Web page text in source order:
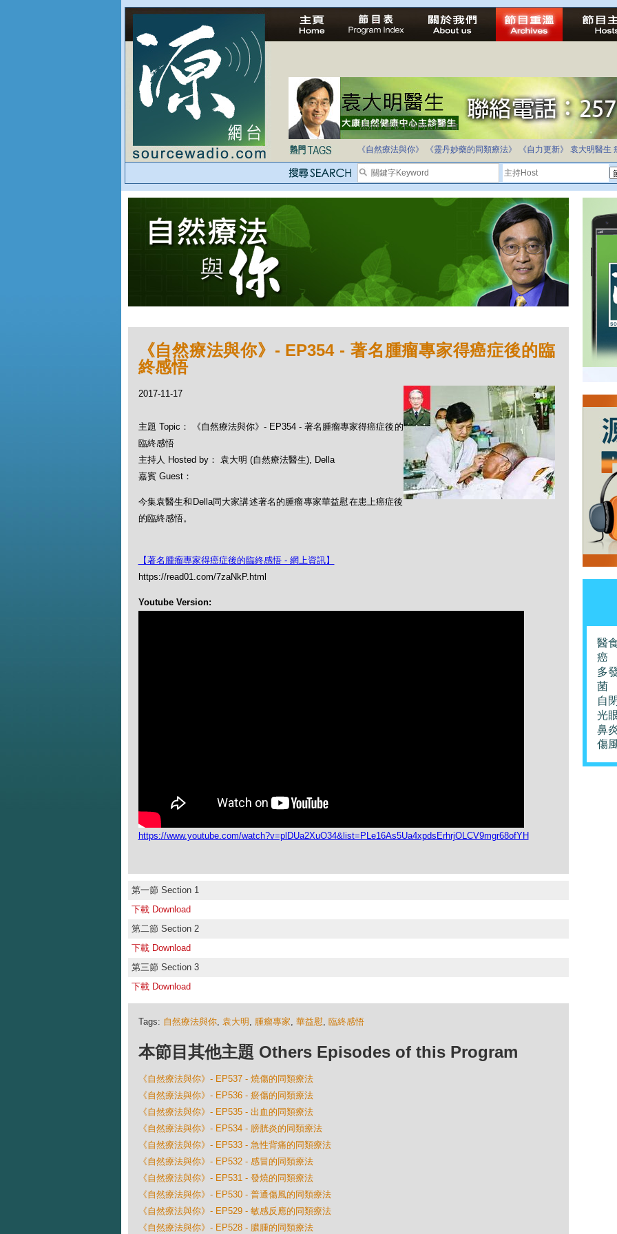
法治社會並不等同公正社會
自家教育合法化-推動多元化教育，全民學卷制
《自然療法與你》
《靈丹妙藥的同類療法》 《自力更新》 袁大明醫生
《自然療法與你》- EP354 - 著名腫瘤專家得癌症後的臨
終感悟
2017-11-17
主題 Topic： 《自然療法與你》- EP354 - 著名腫瘤專家得癌症後的
臨終感悟
主持人 Hosted by： 袁大明 (自然療法醫生), Della
嘉賓 Guest：
今集袁醫生和Della同大家講述著名的腫瘤專家華益慰在患上癌症後
的臨終感悟。
【著名腫瘤專家得癌症後的臨終感悟 - 網上資訊】
https://read01.com/7zaNkP.html
Youtube Version:
https://www.youtube.com/watch?v=plDUa2XuO34&list=PLe16As5Ua4xpdsErhrjOLCV9mgr68ofYH
第一節 Section 1
下載 Download
第二節 Section 2
下載 Download
第三節 Section 3
下載 Download
Tags: 自然療法與你, 袁大明 , 腫瘤專家, 華益慰, 臨終感悟
本節目其他主題 Others Episodes of this Program
《自然療法與你》- EP537 - 燒傷的同類療法
《自然療法與你》- EP536 - 瘀傷的同類療法
《自然療法與你》- EP535 - 出血的同類療法
《自然療法與你》- EP534 - 膀胱炎的同類療法
《自然療法與你》- EP533 - 急性背痛的同類療法
《自然療法與你》- EP532 - 感冒的同類療法
《自然療法與你》- EP531 - 發燒的同類療法
《自然療法與你》- EP530 - 普通傷風的同類療法
《自然療法與你》- EP529 - 敏感反應的同類療法
《自然療法與你》- EP528 - 膿腫的同類療法
醫
癌
多
菌
自
光
鼻
傷